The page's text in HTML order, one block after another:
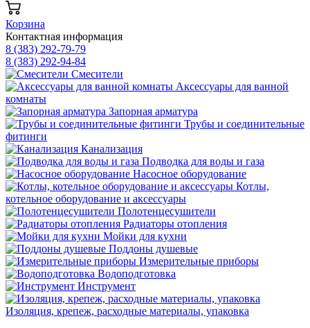
Корзина
Контактная информация
8 (383) 292-79-79
8 (383) 292-94-84
Смесители
Аксессуары для ванной
комнаты
Запорная арматура
Трубы и соединительные
фитинги
Канализация
Подводка для воды и газа
Насосное оборудование
Котлы,
котельное оборудование и аксессуары
Полотенцесушители
Радиаторы отопления
Мойки для кухни
Поддоны душевые
Измерительные приборы
Водоподготовка
Инструмент
Изоляция, крепеж, расходные материалы, упаковка